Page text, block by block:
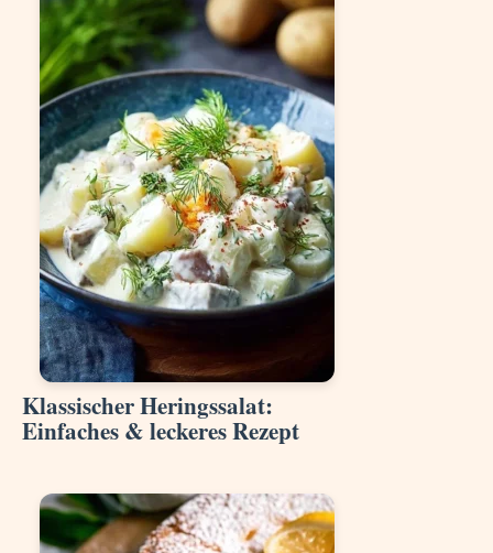
Klassischer Heringssalat:
Einfaches & leckeres Rezept